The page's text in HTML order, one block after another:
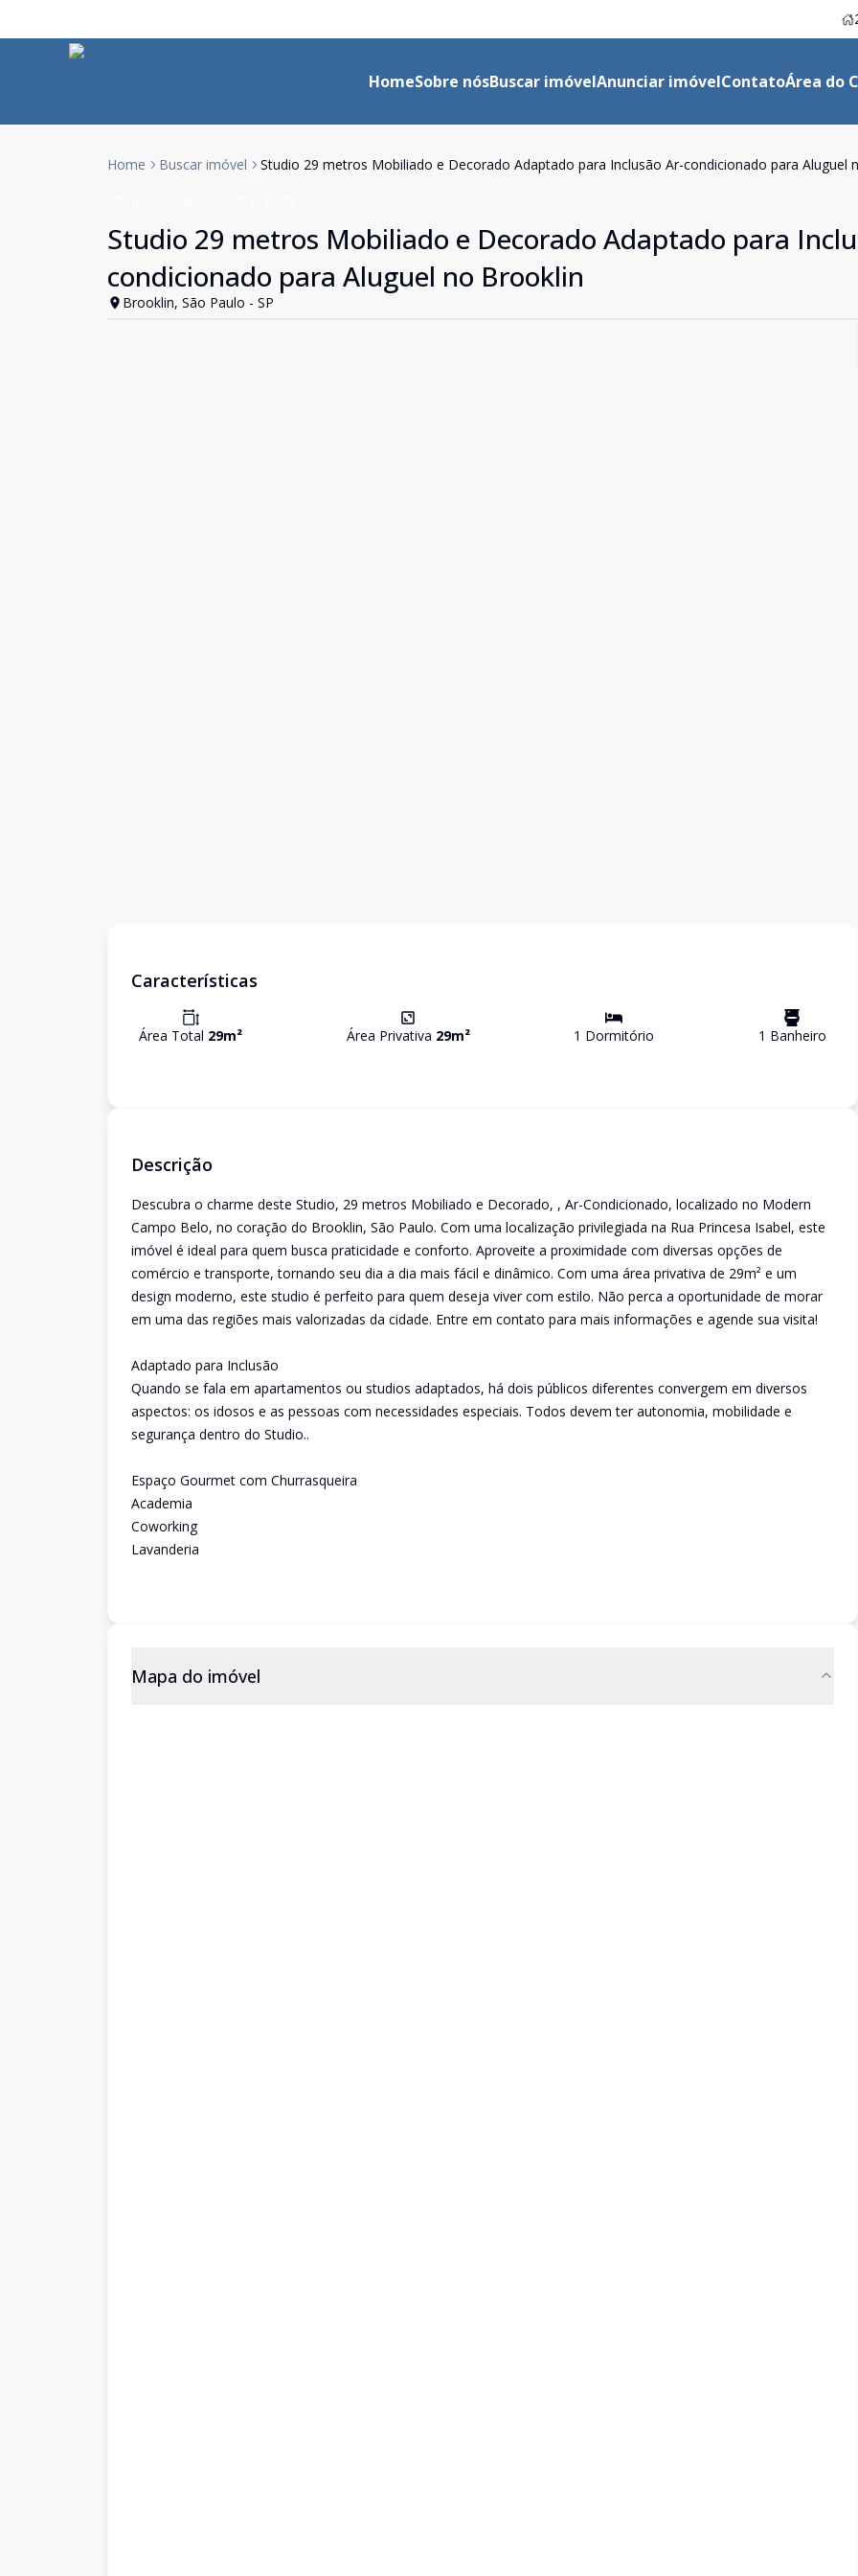
HomeSobre nósBuscar imóvelAnunciar imóvelContatoÁrea do
Home Buscar imóvel Studio 29 metros Mobiliado e Decorado Adaptado para Inclusão Ar-condicionado para Aluguel
Studio 29 metros Mobiliado e Decorado Adaptado para
condicionado para Aluguel no Brooklin
Brooklin, São Paulo - SP
Características
Área Total 29m² Área Privativa 29m² 1 Dormitório 1 Banheiro
Descrição
Descubra o charme deste Studio, 29 metros Mobiliado e Decorado, , Ar-Condicionado, localizado no Modern
Campo Belo, no coração do Brooklin, São Paulo. Com uma localização privilegiada na Rua Princesa Isabel, este
imóvel é ideal para quem busca praticidade e conforto. Aproveite a proximidade com diversas opções de
comércio e transporte, tornando seu dia a dia mais fácil e dinâmico. Com uma área privativa de 29m² e um
design moderno, este studio é perfeito para quem deseja viver com estilo. Não perca a oportunidade de morar
em uma das regiões mais valorizadas da cidade. Entre em contato para mais informações e agende sua visita!
Adaptado para Inclusão
Quando se fala em apartamentos ou studios adaptados, há dois públicos diferentes convergem em diversos
aspectos: os idosos e as pessoas com necessidades especiais. Todos devem ter autonomia, mobilidade e
segurança dentro do Studio..
Espaço Gourmet com Churrasqueira
Academia
Coworking
Lavanderia
Mapa do imóvel